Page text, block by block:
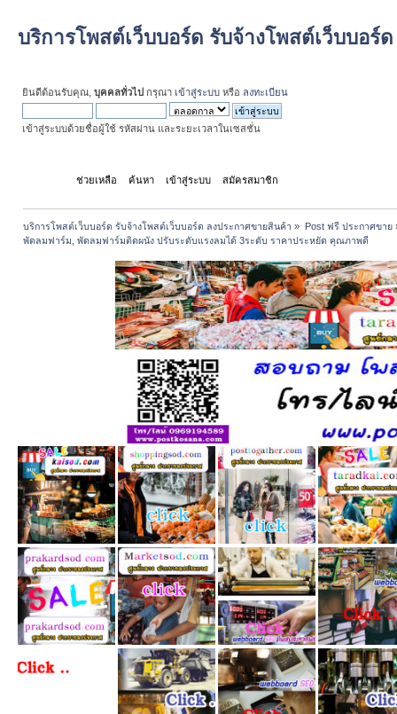
บริการโพสต์เว็บบอร์ด รับจ้างโพสต์เว็บบอร์
ยินดีต้อนรับคุณ, บุคคลทั่วไป กรุณา เข้าสู่ระบบ หรือ ลงทะเบียน
เข้าสู่ระบบด้วยชื่อผู้ใช้ รหัสผ่าน และระยะเวลาในเซสชั่น
ช่วยเหลือ ค้นหา เข้าสู่ระบบ สมัครสมาชิก
บริการโพสต์เว็บบอร์ด รับจ้างโพสต์เว็บบอร์ด ลงประกาศขายสินค้า » Post ฟรี ประกาศขาย
พัดลมฟาร์ม, พัดลมฟาร์มติดผนัง ปรับระดับแรงลมได้ 3ระดับ ราคาประหยัด คุณภาพดี